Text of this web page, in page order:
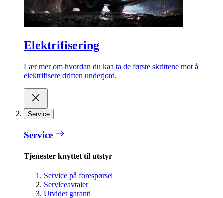
Elektrifisering
Lær mer om hvordan du kan ta de første skrittene mot å
elektrifisere driften underjord.
Service
Service
Tjenester knyttet til utstyr
Service på forespørsel
Serviceavtaler
Utvidet garanti